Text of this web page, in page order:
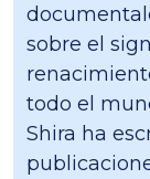
sobre el
todo el
Shira ha